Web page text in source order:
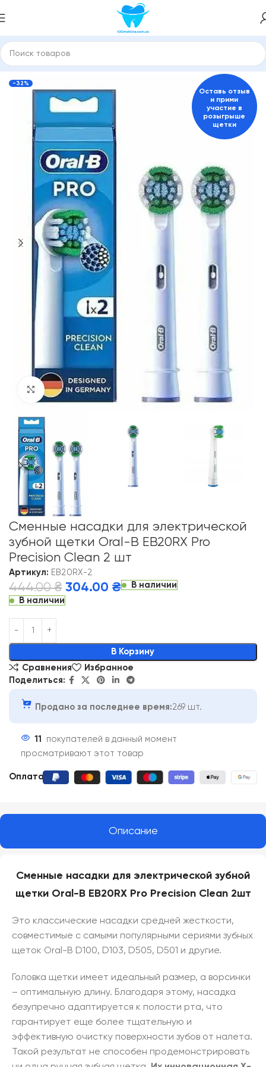
Главная Насадки для зубной щетки и ирригатора ORAL-B
-32%
Click to enlarge
Оставь отзыв
и прими
участие в
розыгрыше
щетки
Сменные насадки для электрической
зубной щетки Oral-B EB20RX Pro
Precision Clean 2 шт
Артикул: EB20RX-2
444.00₴ 304.00 ₴
В наличии
В наличии
В Корзину
Alternative:
Сравнения
Избранное
Поделиться:
Продано за последнее время:269 шт.
11
покупателей в данный момент
просматривают этот товар
Оплата:
Описание
Сменные насадки для электрической зубной
щетки Oral-B EB20RX Pro Precision Clean 2шт
Это классические насадки средней жесткости,
совместимые с самыми популярными сериями зубных
щеток Oral-B D100, D103, D505, D501 и другие.
Головка щетки имеет идеальный размер, а ворсинки
– оптимальную длину. Благодаря этому, насадка
безупречно адаптируется к полости рта, что
гарантирует еще более тщательную и
эффективную очистку поверхности зубов от налета.
Такой результат не способен продемонстрировать